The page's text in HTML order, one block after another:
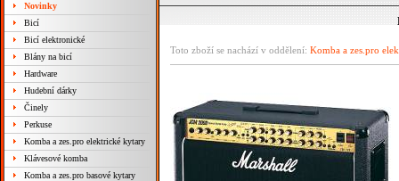
Novinky
Bicí
Bicí elektronické
Blány na bicí
Hardware
Hudební dárky
Činely
Perkuse
Komba a zes.pro elektrické kytary
Klávesové komba
Komba a zes.pro basové kytary
Toto zboží se nachází v oddělení: Komba a zes.pro